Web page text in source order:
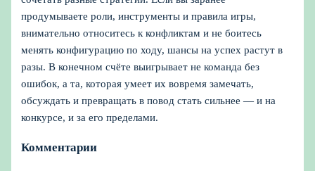
продумываете роли, инструменты и правила игры,
внимательно относитесь к конфликтам и не боитесь
менять конфигурацию по ходу, шансы на успех растут в
разы. В конечном счёте выигрывает не команда без
ошибок, а та, которая умеет их вовремя замечать,
обсуждать и превращать в повод стать сильнее — и на
конкурсе, и за его пределами.
Комментарии